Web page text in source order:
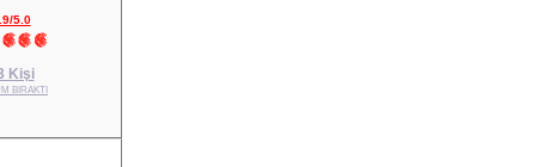
5.0
Kişi
BIRAKTI